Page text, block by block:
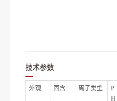
技术参数
外观 固含 离子类型
P
H